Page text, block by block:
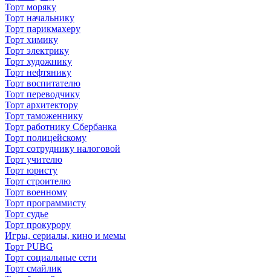
Торт моряку
Торт начальнику
Торт парикмахеру
Торт химику
Торт электрику
Торт художнику
Торт нефтянику
Торт воспитателю
Торт переводчику
Торт архитектору
Торт таможеннику
Торт работнику Сбербанка
Торт полицейскому
Торт сотруднику налоговой
Торт учителю
Торт юристу
Торт строителю
Торт военному
Торт программисту
Торт судье
Торт прокурору
Игры, сериалы, кино и мемы
Торт PUBG
Торт социальные сети
Торт смайлик